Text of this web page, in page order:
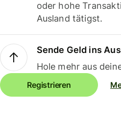
oder hohe
Ausland tätigst.
Sende Geld ins
Hole mehr aus
Registrieren